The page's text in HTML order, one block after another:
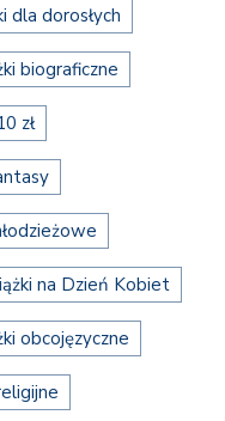
dla dorosłych
biograficzne
zł
na Dzień Kobiet
obcojęzyczne